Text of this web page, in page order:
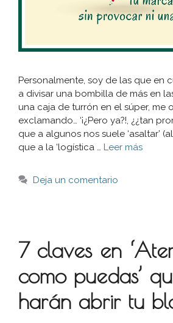
Personalmente, soy de las que en
a divisar una bombilla de más en
una caja de turrón en el súper, me
exclamando… ‘¡¿Pero ya?!, ¿¿tan
que a algunos nos suele ‘asaltar’
que a la ‘logística … Leer más
Deja un comentario
7 claves en
como puedas’
harán abrir tu